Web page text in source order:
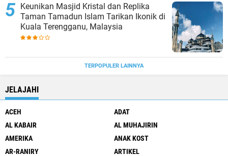
Keunikan Masjid Kristal dan Replika
Taman Tamadun Islam Tarikan Ikonik di
Kuala Terengganu, Malaysia
TERPOPULER LAINNYA
JELAJAHI
ACEH
ADAT
AL KABAIR
AL MUHAJIRIN
AMERIKA
ANAK KOST
AR-RANIRY
ARTIKEL